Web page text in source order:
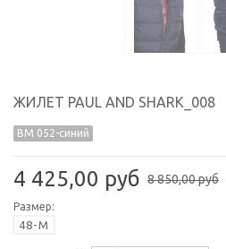
ЖИЛЕТ PAUL AND SHARK_008
BM 052-синий
4 425,00 руб 8 850,00 руб
Размер:
48-M